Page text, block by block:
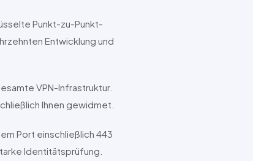
Punkt-zu-Punkt-
Entwicklung und
VPN-Infrastruktur.
Ihnen gewidmet.
Port einschließlich 443
Identitätsprüfung.